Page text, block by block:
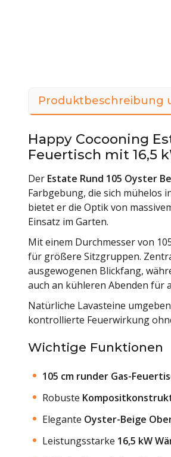
Produktbeschreibung
Happy Cocooning
Feuertisch mit 16,5
Der Estate Rund 105 Oyster
Farbgebung, die sich mühelos
bietet er die Optik von
Einsatz im Garten.
Mit einem Durchmesser von
für größere Sitzgruppen.
ausgewogenen Blickfang,
auch an kühleren Abenden für
Natürliche Lavasteine
kontrollierte Feuerwirkung
Wichtige Funktionen
105 cm runder Gas-
Robuste
Elegante Oyster-Beige
Leistungsstarke 16,5 kW